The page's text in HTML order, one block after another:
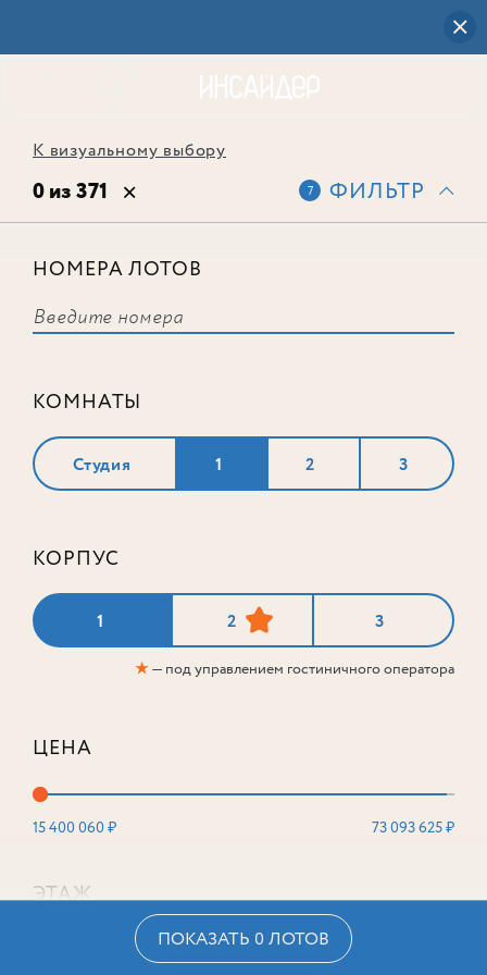
К визуальному выбору
0 из 371 7 ФИЛЬТР
НОМЕРА ЛОТОВ
КОМНАТЫ
Студия 1 2 3
КОРПУС
1 2 3
★— под управлением гостиничного оператора
ЦЕНА
15 400 060 ₽ 73 093 625 ₽
ЭТАЖ
ПОКАЗАТЬ 0 ЛОТОВ
соответствует ни одного лота